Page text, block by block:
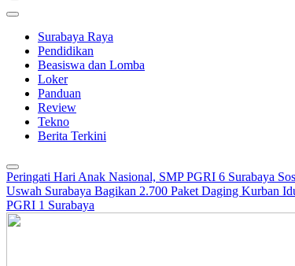
Surabaya Raya
Pendidikan
Beasiswa dan Lomba
Loker
Panduan
Review
Tekno
Berita Terkini
Peringati Hari Anak Nasional, SMP PGRI 6 Surabaya
Uswah Surabaya Bagikan 2.700 Paket Daging Kurban
PGRI 1 Surabaya